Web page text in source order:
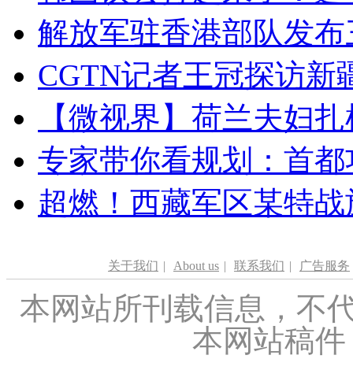
解放军驻香港部队发
CGTN记者王冠探访新
【微视界】荷兰夫妇
专家带你看规划：首
超燃！西藏军区某特
关于我们 | About us | 联系我们 | 广告服务
本网站所刊载信息，不
本网站稿